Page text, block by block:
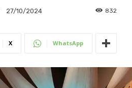
27/10/2024 832
X WhatsApp